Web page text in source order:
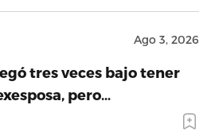
Ago 3, 2026
tres veces bajo tener
pero…